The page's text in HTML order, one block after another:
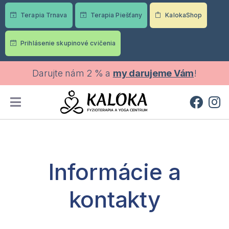
Terapia Trnava Terapia Piešťany KalokaShop
Prihlásenie skupinové cvičenia
Darujte nám 2 % a my darujeme Vám!
Informácie a
kontakty